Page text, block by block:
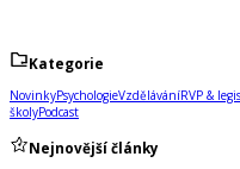
Kategorie
NovinkyPsychologieVzděláváníRVP &
školyPodcast
Nejnovější články